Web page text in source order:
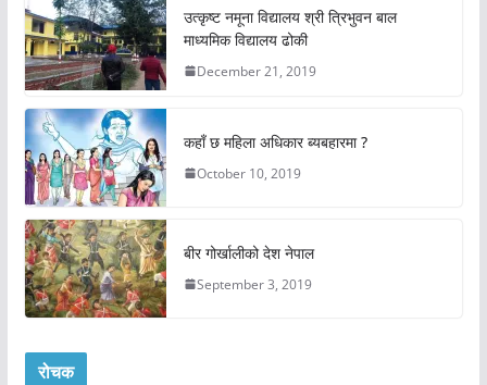
उत्कृष्ट नमूना विद्यालय श्री त्रिभुवन बाल
माध्यमिक विद्यालय ढोकी
December 21, 2019
कहाँ छ महिला अधिकार ब्यबहारमा ?
October 10, 2019
बीर गोर्खालीको देश नेपाल
September 3, 2019
रोचक